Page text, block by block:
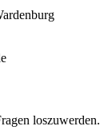
loszuwerden.